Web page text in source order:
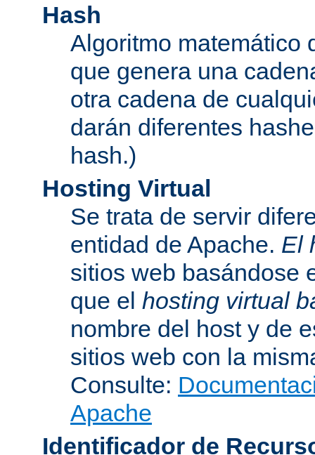
Hash
Algoritmo matemático
que genera una
otra cadena de
darán diferentes
hash.)
Hosting Virtual
Se trata de servir
entidad de Apache. El
sitios web basándose
que el hosting virtual
nombre del host y de
sitios web con la
Consulte:
Apache
Identificador de